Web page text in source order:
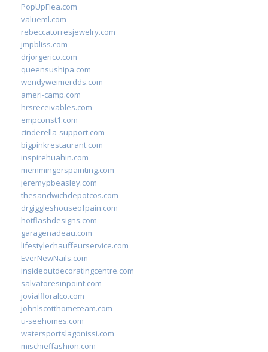
PopUpFlea.com
valueml.com
rebeccatorresjewelry.com
jmpbliss.com
drjorgerico.com
queensushipa.com
wendyweimerdds.com
ameri-camp.com
hrsreceivables.com
empconst1.com
cinderella-support.com
bigpinkrestaurant.com
inspirehuahin.com
memmingerspainting.com
jeremypbeasley.com
thesandwichdepotcos.com
drgiggleshouseofpain.com
hotflashdesigns.com
garagenadeau.com
lifestylechauffeurservice.com
EverNewNails.com
insideoutdecoratingcentre.com
salvatoresinpoint.com
jovialfloralco.com
johnlscotthometeam.com
u-seehomes.com
watersportslagonissi.com
mischieffashion.com